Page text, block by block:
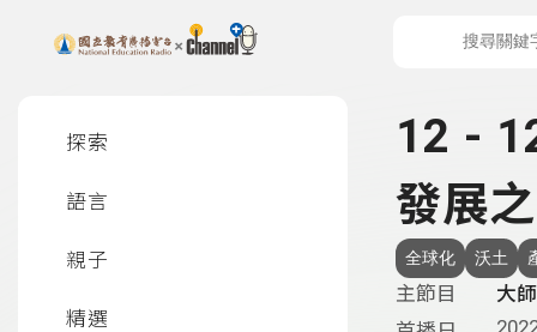
上方功能區塊
探索
語言
親子
精選
12 -
發展
全球化 沃土
主節目
大